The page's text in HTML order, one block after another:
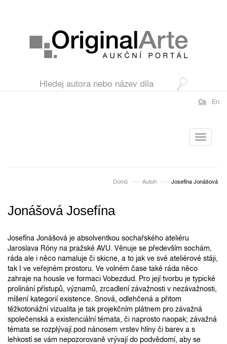
Cs En
Toggle
Domů Autoři Josefína Jonášová
Jonášová Josefína
Josefína Jonášová je absolventkou sochařského ateliéru
Jaroslava Róny na pražské AVU. Věnuje se především sochám,
ráda ale i něco namaluje či skicne, a to jak ve své ateliérové stáji,
tak I ve veřejném prostoru. Ve volném čase také ráda něco
zahraje na housle ve formaci Vobezdud. Pro její tvorbu je typické
prolínání přístupů, významů, zrcadlení závažnosti v nezávažnosti,
míšení kategorií existence. Snová, odlehčená a přitom
těžkotonážní vizualita je tak projekčním plátnem pro závažná
společenská a existenciální témata, či naprosto naopak; závažná
témata se rozplývají pod nánosem vrstev hlíny či barev a s
lehkostí se vám nepozorovaně vrývají do podvědomí, aby se